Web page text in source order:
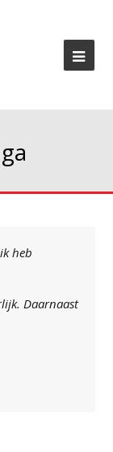
heb
Daarnaast